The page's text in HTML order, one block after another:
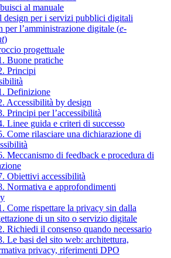
al manuale
design per i servizi pubblici digitali
per l’amministrazione digitale (e-
)
progettuale
Buone pratiche
Principi
Definizione
Accessibilità by design
Principi per l’accessibilità
Linee guida e criteri di successo
Come rilasciare una dichiarazione di
Meccanismo di feedback e procedura di
Obiettivi accessibilità
Normativa e approfondimenti
Come rispettare la privacy sin dalla
di un sito o servizio digitale
Richiedi il consenso quando necessario
Le basi del sito web: architettura,
privacy, riferimenti DPO